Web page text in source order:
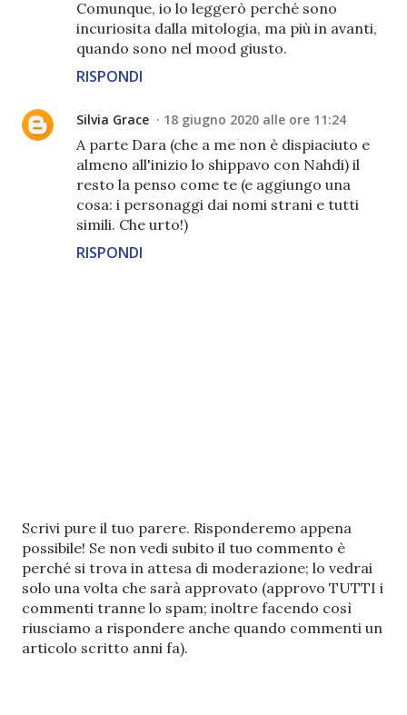
Comunque, io lo leggerò perché sono
incuriosita dalla mitologia, ma più in avanti,
quando sono nel mood giusto.
RISPONDI
Silvia Grace 18 giugno 2020 alle ore 11:24
A parte Dara (che a me non è dispiaciuto e
almeno all'inizio lo shippavo con Nahdi) il
resto la penso come te (e aggiungo una
cosa: i personaggi dai nomi strani e tutti
simili. Che urto!)
RISPONDI
P
o
s
t
a
u
n
Scrivi pure il tuo parere. Risponderemo appena
possibile! Se non vedi subito il tuo commento è
perché si trova in attesa di moderazione; lo vedrai
solo una volta che sarà approvato (approvo TUTTI i
commenti tranne lo spam; inoltre facendo così
riusciamo a rispondere anche quando commenti un
articolo scritto anni fa).